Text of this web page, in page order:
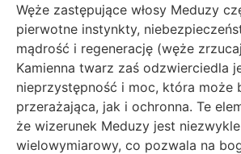
Węże zastępujące włosy Meduzy
pierwotne instynkty,
mądrość i regenerację (węże
Kamienna twarz zaś odzwierciedla
nieprzystępność i moc, która może
przerażająca, jak i ochronna. Te
że wizerunek Meduzy jest
wielowymiarowy, co pozwala na